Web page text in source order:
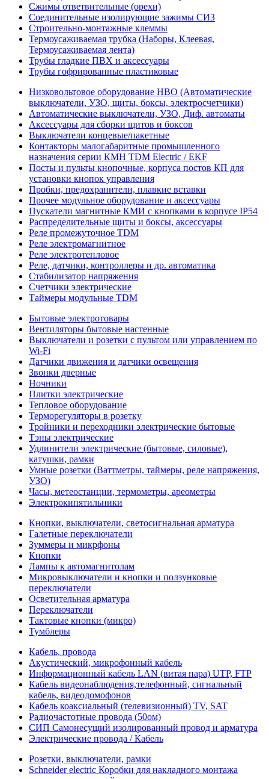
Сжимы ответвительные (орехи)
Соединительные изолирующие зажимы СИЗ
Строительно-монтажные клеммы
Термоусаживаемая трубка (Наборы, Клеевая,
Термоусаживаемая лента)
Трубы гладкие ПВХ и аксессуары
Трубы гофрированные пластиковые
Низковольтовое оборудование НВО (Автоматические
выключатели, УЗО, щиты, боксы, электросчетчики)
Автоматические выключатели, УЗО, Диф. автоматы
Аксессуары для сборки щитов и боксов
Выключатели концевые/пакетные
Контакторы малогабаритные промышленного
назначения серии КМН TDM Electric / EKF
Посты и пульты кнопочные, корпуса постов КП для
установки кнопок управления
Пробки, предохранители, плавкие вставки
Прочее модульное оборудование и аксессуары
Пускатели магнитные КМИ с кнопками в корпусе IP54
Распределительные щиты и боксы, аксессуары
Реле промежуточное TDM
Реле электромагнитное
Реле электротепловое
Реле, датчики, контроллеры и др. автоматика
Стабилизатор напряжения
Счетчики электрические
Таймеры модульные TDM
Бытовые электротовары
Вентиляторы бытовые настенные
Выключатели и розетки с пультом или управлением по
Wi-Fi
Датчики движения и датчики освещения
Звонки дверные
Ночники
Плитки электрические
Тепловое оборудование
Терморегуляторы в розетку
Тройники и переходники электрические бытовые
Тэны электрические
Удлинители электрические (бытовые, силовые),
катушки, рамки
Умные розетки (Ваттметры, таймеры, реле напряжения,
УЗО)
Часы, метеостанции, термометры, ареометры
Электрокипятильники
Кнопки, выключатели, светосигнальная арматура
Галетные переключатели
Зуммеры и микрфоны
Кнопки
Лампы к автомагнитолам
Микровыключатели и кнопки и ползунковые
переключатели
Осветительная арматура
Переключатели
Тактовые кнопки (микро)
Тумблеры
Кабель, провода
Акустический, микрофонный кабель
Информационный кабель LAN (витая пара) UTP, FTP
Кабель видеонаблюдения,телефонный, сигнальный
кабель, видеодомофонов
Кабель коаксиальный (телевизионный) TV, SAT
Радиочастотные провода (50ом)
СИП Самонесущий изолированный провод и арматура
Электрические провода / Кабель
Розетки, выключатели, рамки
Schneider electric Коробки для накладного монтажа